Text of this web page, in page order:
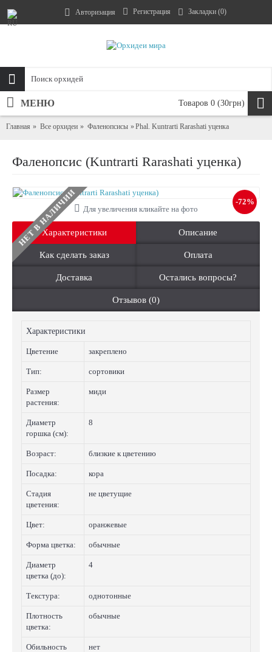
Авторизация Регистрация Закладки (0)
Товаров 0 (30грн)
МЕНЮ
Главная Все орхидеи Фаленопсисы Phal. Kuntrarti Rarashati уценка
Фаленопсис (Kuntrarti Rarashati уценка)
-72%
НЕТ В НАЛИЧИИ Для увеличения кликайте на фото
Характеристики Описание
Как сделать заказ Оплата
Доставка Остались вопросы?
Отзывов (0)
Характеристики
Цветение закреплено
Тип: сортовики
Размер
растения:
миди
Диаметр
горшка (см):
8
Возраст: близкие к цветению
Посадка: кора
Стадия
цветения:
не цветущие
Цвет: оранжевые
Форма цветка: обычные
Диаметр
цветка (до):
4
Текстура: однотонные
Плотность
цветка:
обычные
Обильность
нет